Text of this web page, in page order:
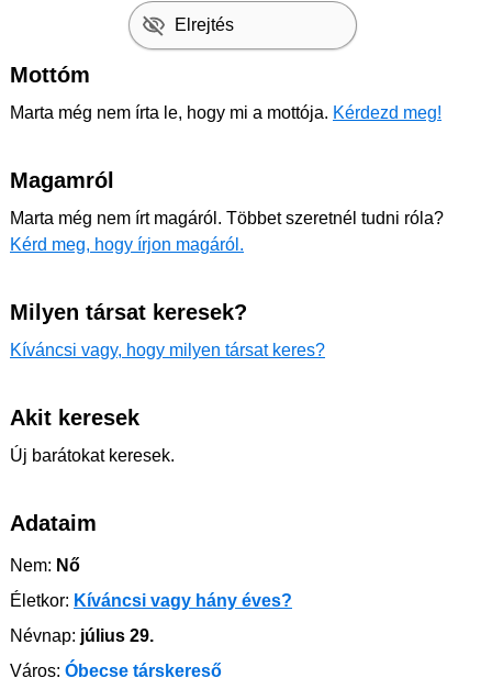
Elrejtés
Mottóm
Marta még nem írta le, hogy mi a mottója. Kérdezd meg!
Magamról
Marta még nem írt magáról. Többet szeretnél tudni róla?
Kérd meg, hogy írjon magáról.
Milyen társat keresek?
Kíváncsi vagy, hogy milyen társat keres?
Akit keresek
Új barátokat keresek.
Adataim
Nem: Nő
Életkor: Kíváncsi vagy hány éves?
Névnap: július 29.
Város: Óbecse társkereső